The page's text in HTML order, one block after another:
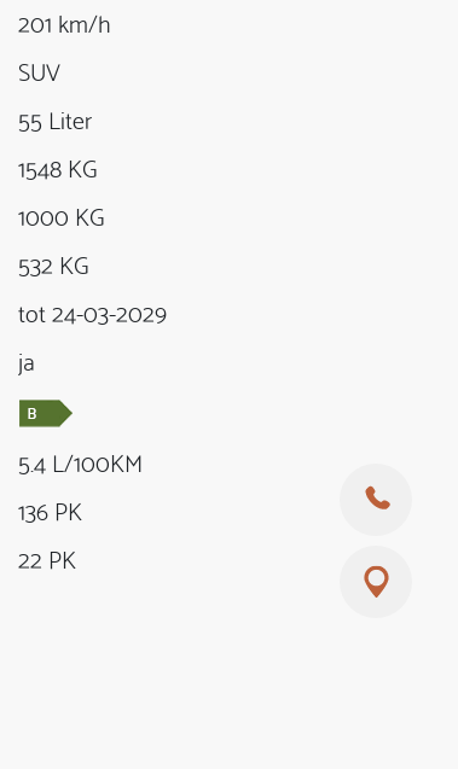
201 km/h
SUV
55 Liter
1548 KG
1000 KG
532 KG
tot 24-03-2029
ja
5.4 L/100KM
136 PK
22 PK